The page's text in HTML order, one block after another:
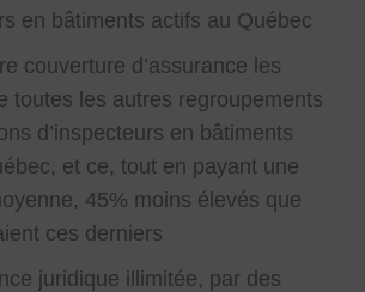
en bâtiments actifs au Québec
couverture d’assurance les
toutes les autres regroupements
d’inspecteurs en bâtiments
et ce, tout en payant une
45% moins élevés que
ces derniers
juridique illimitée, par des